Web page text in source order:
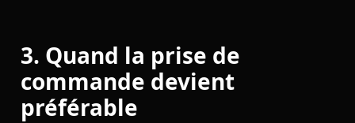
3. Quand la prise de
commande devient
préférable